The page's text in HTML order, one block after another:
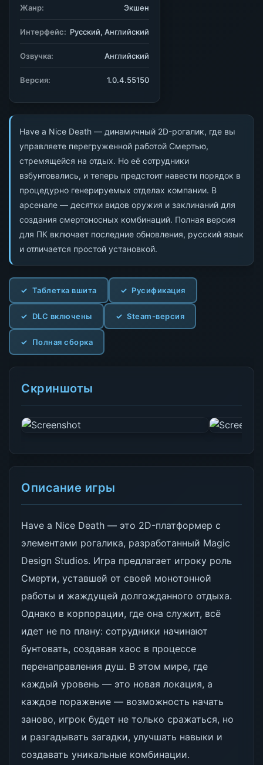
Have a Nice Death — динамичный 2D-рогалик, где вы
управляете перегруженной работой Смертью,
стремящейся на отдых. Но её сотрудники
взбунтовались, и теперь предстоит навести порядок в
процедурно генерируемых отделах компании. В
арсенале — десятки видов оружия и заклинаний для
создания смертоносных комбинаций. Полная версия
для ПК включает последние обновления, русский язык
и отличается простой установкой.
Таблетка вшита Русификация
DLC включены Steam-версия
Полная сборка
Скриншоты
Описание игры
Have a Nice Death — это 2D-платформер с
элементами рогалика, разработанный Magic
Design Studios. Игра предлагает игроку роль
Смерти, уставшей от своей монотонной
работы и жаждущей долгожданного отдыха.
Однако в корпорации, где она служит, всё
идет не по плану: сотрудники начинают
бунтовать, создавая хаос в процессе
перенаправления душ. В этом мире, где
каждый уровень — это новая локация, а
каждое поражение — возможность начать
заново, игрок будет не только сражаться, но
и разгадывать загадки, улучшать навыки и
создавать уникальные комбинации.
Жанр: Экшен
Интерфейс: Русский, Английский
Озвучка: Английский
Версия: 1.0.4.55150